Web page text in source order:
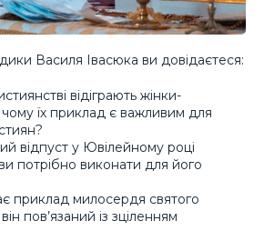
Василя Івасюка ви довідаєтеся:
відіграють жінки-
чому їх приклад є важливим для
відпуст у Ювілейному році
потрібно виконати для його
приклад милосердя святого
пов’язаний із зціленням